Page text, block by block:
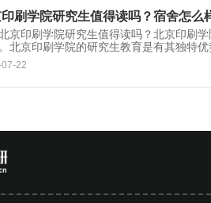
刷学院研究生值得读吗？宿舍怎么
京印刷学院研究生值得读吗？北京印刷
北京印刷学院的研究生教育是有其独特
22